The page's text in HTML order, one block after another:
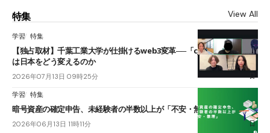
特集 View All
学習 特集
【独占取材】千葉工業大学が仕掛けるweb3変革──「cJPY」とAIの融合
は日本をどう変えるのか
2026年07月13日 09時25分
学習 特集
暗号資産の確定申告、未経験者の半数以上が「不安・無理」
2026年06月13日 11時11分